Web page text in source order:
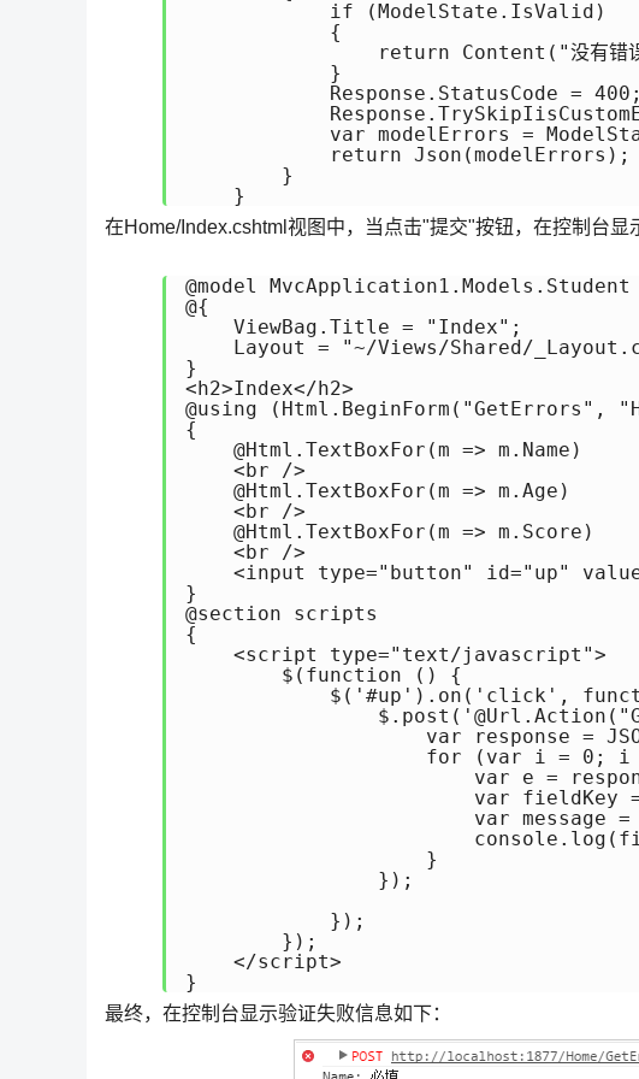
            if (ModelState.IsValid)
            {
return Content("没有错
            }
            Response.StatusCode = 400;
var modelErrors =
            return Json(modelErrors);
        }
    }
在Home/Index.cshtml视图中，当点击"提交"按钮，在控制台显
@model MvcApplication1.Models.Student
@{
    ViewBag.Title = "Index";
Layout = "~/Views/Shared/
}
<h2>Index</h2>
@using (Html.BeginForm("GetErrors",
{
    @Html.TextBoxFor(m => m.Name)
    <br />
    @Html.TextBoxFor(m => m.Age)
    <br />
    @Html.TextBoxFor(m => m.Score)
    <br />
<input type="button" id="up"
}
@section scripts
{
    <script type="text/javascript">
        $(function () {
$('#up').on('click',
var response =
for (var i = 0;
var e =
var fieldKey
var message =
                    }
                });
            });
        });
    </script>
}
最终，在控制台显示验证失败信息如下：